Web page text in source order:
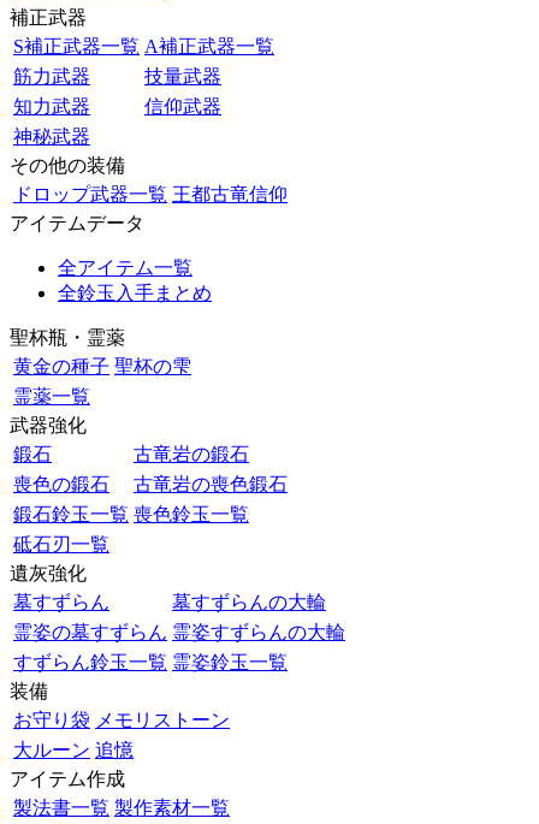
補正武器
S補正武器一覧 A補正武器一覧
筋力武器
技量武器
知力武器
信仰武器
神秘武器
その他の装備
ドロップ武器一覧 王都古竜信仰
アイテムデータ
全アイテム一覧
全鈴玉入手まとめ
聖杯瓶・霊薬
黄金の種子 聖杯の雫
霊薬一覧
武器強化
鍛石
古竜岩の鍛石
喪色の鍛石
古竜岩の喪色鍛石
鍛石鈴玉一覧 喪色鈴玉一覧
砥石刃一覧
遺灰強化
墓すずらん
墓すずらんの大輪
霊姿の墓すずらん 霊姿すずらんの大輪
すずらん鈴玉一覧 霊姿鈴玉一覧
装備
お守り袋 メモリストーン
大ルーン 追憶
アイテム作成
製法書一覧 製作素材一覧